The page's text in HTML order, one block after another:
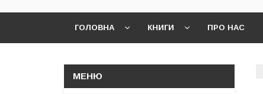
ГОЛОВНА КНИГИ ПРО НАС